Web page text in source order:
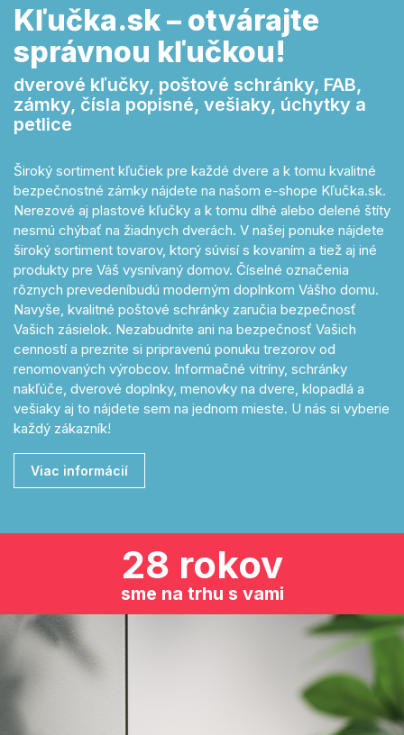
Kľučka.sk – otvárajte
správnou kľučkou!
dverové kľučky, poštové schránky, FAB,
zámky, čísla popisné, vešiaky, úchytky a
petlice
Široký sortiment kľučiek pre každé dvere a k tomu kvalitné
bezpečnostné zámky nájdete na našom e-shope Kľučka.sk.
Nerezové aj plastové kľučky a k tomu dlhé alebo delené štíty
nesmú chýbať na žiadnych dverách. V našej ponuke nájdete
široký sortiment tovarov, ktorý súvisí s kovaním a tiež aj iné
produkty pre Váš vysnívaný domov. Číselné označenia
rôznych prevedeníbudú moderným doplnkom Vášho domu.
Navyše, kvalitné poštové schránky zaručia bezpečnosť
Vašich zásielok. Nezabudnite ani na bezpečnosť Vašich
cenností a prezrite si pripravenú ponuku trezorov od
renomovaných výrobcov. Informačné vitríny, schránky
nakľúče, dverové doplnky, menovky na dvere, klopadlá a
vešiaky aj to nájdete sem na jednom mieste. U nás si vyberie
každý zákazník!
Viac informácií
28 rokov
sme na trhu s vami